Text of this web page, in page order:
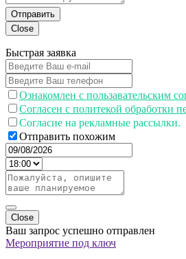
Отправить
Close
Быстрая заявка
Ознакомлен с пользавательским
Согласен с политекой обработки
Согласие на рекламные рассылки.
Отправить похожим
Close
Ваш запрос успешно отправлен
Мероприятие под ключ